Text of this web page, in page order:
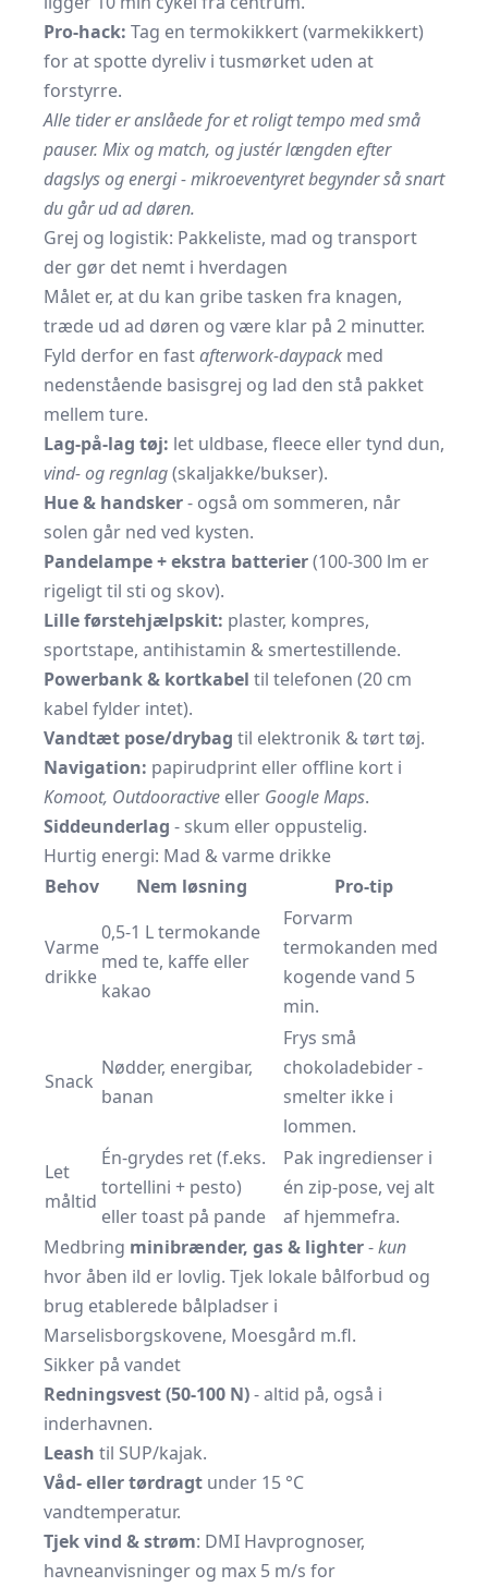
Pro-hack: Tag en termokikkert (varmekikkert)
for at spotte dyreliv i tusmørket uden at
forstyrre.
Alle tider er anslåede for et roligt tempo med små
pauser. Mix og match, og justér længden efter
dagslys og energi - mikroeventyret begynder så snart
du går ud ad døren.
Grej og logistik: Pakkeliste, mad og transport
der gør det nemt i hverdagen
Målet er, at du kan gribe tasken fra knagen,
træde ud ad døren og være klar på 2 minutter.
Fyld derfor en fastafterwork-daypack med
nedenstående basisgrej og lad den stå pakket
mellem ture.
Lag-på-lag tøj: let uldbase, fleece eller tynd dun,
vind- og regnlag(skaljakke/bukser).
Hue & handsker- også om sommeren, når
solen går ned ved kysten.
Pandelampe + ekstra batterier(100-300 lm er
rigeligt til sti og skov).
Lille førstehjælpskit: plaster, kompres,
sportstape, antihistamin & smertestillende.
Powerbank & kortkabel til telefonen (20 cm
kabel fylder intet).
Vandtæt pose/drybag til elektronik & tørt tøj.
Navigation: papirudprint eller offline kort i
Komoot, Outdooractive eller Google Maps.
Siddeunderlag - skum eller oppustelig.
Hurtig energi: Mad & varme drikke
Behov
Nem løsning Pro-tip
Varme
drikke
0,5-1 L termokande
med te, kaffe eller
kakao
Forvarm
termokanden med
kogende vand 5
min.
Snack
Nødder, energibar,
banan
Frys små
chokoladebider -
smelter ikke i
lommen.
Let
måltid
Én-grydes ret (f.eks.
tortellini + pesto)
eller toast på pande
Pak ingredienser i
én zip-pose, vej alt
af hjemmefra.
Medbring minibrænder, gas & lighter-kun
hvor åben ild er lovlig. Tjek lokale bålforbud og
brug etablerede bålpladser i
Marselisborgskovene, Moesgård m.fl.
Sikker på vandet
Redningsvest (50-100 N)- altid på, også i
inderhavnen.
Leash til SUP/kajak.
Våd- eller tørdragt under 15 °C
vandtemperatur.
Tjek vind & strøm: DMI Havprognoser,
havneanvisninger og max 5 m/s for